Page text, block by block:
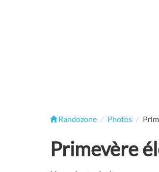
Randozone Photos
Primevère